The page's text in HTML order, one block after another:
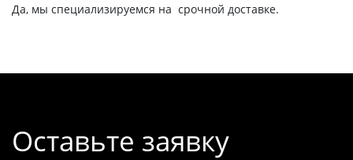
Да, мы специализируемся на срочной доставке.
Оставьте заявку